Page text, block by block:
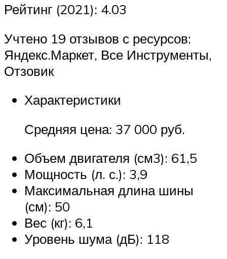
Рейтинг (2021): 4.03
Учтено 19 отзывов с ресурсов:
Яндекс.Маркет, Все Инструменты,
Отзовик
Характеристики
Средняя цена: 37 000 руб.
Объем двигателя (см3): 61,5
Мощность (л. с.): 3,9
Максимальная длина шины
(см): 50
Вес (кг): 6,1
Уровень шума (дБ): 118